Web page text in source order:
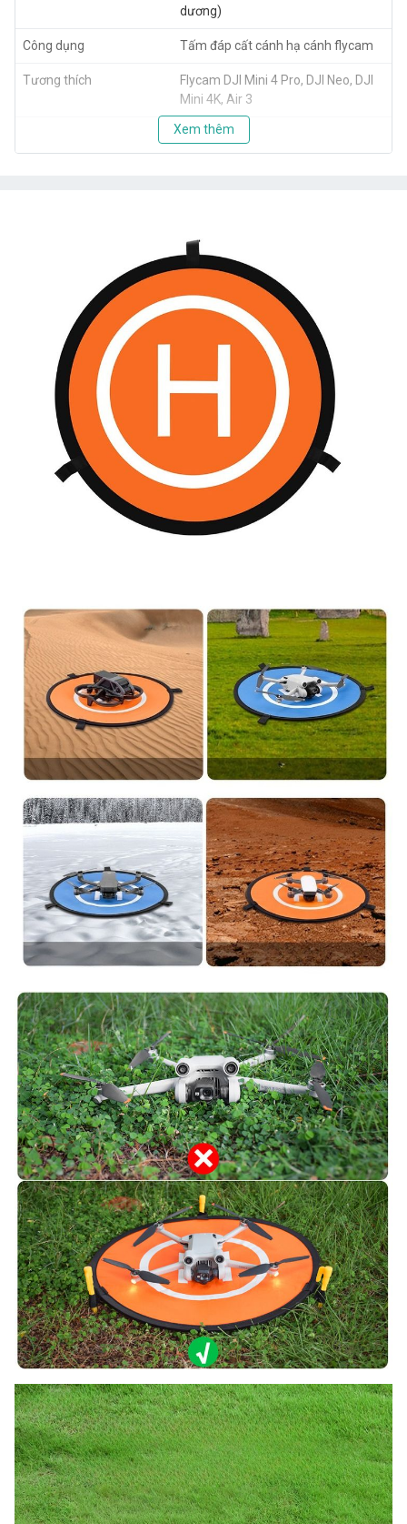
dương)
Công dụng Tấm đáp cất cánh hạ cánh flycam
Tương thích
Flycam DJI Mini 4 Pro, DJI Neo, DJI
Mini 4K, Air 3
Xem thêm